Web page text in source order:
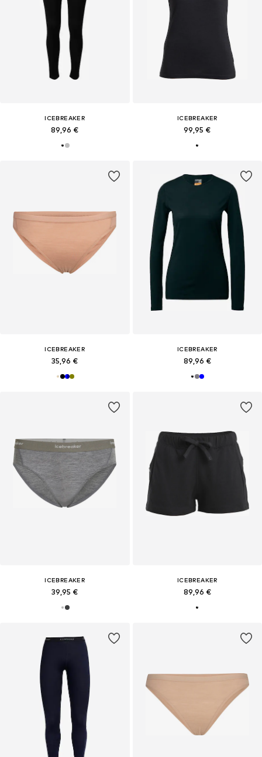
ICEBREAKER
89,96 €
ICEBREAKER
99,95 €
ICEBREAKER
35,96 €
ICEBREAKER
89,96 €
ICEBREAKER
39,95 €
ICEBREAKER
89,96 €